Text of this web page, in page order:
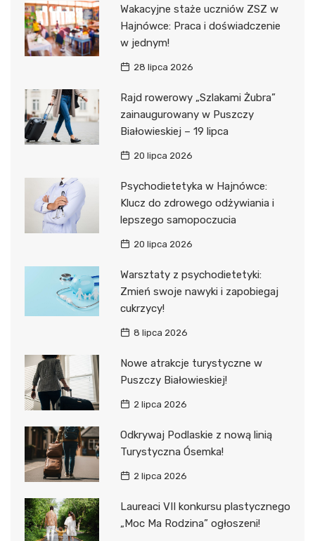
Wakacyjne staże uczniów ZSZ w
Hajnówce: Praca i doświadczenie
w jednym!
28 lipca 2026
Rajd rowerowy „Szlakami Żubra”
zainaugurowany w Puszczy
Białowieskiej – 19 lipca
20 lipca 2026
Psychodietetyka w Hajnówce:
Klucz do zdrowego odżywiania i
lepszego samopoczucia
20 lipca 2026
Warsztaty z psychodietetyki:
Zmień swoje nawyki i zapobiegaj
cukrzycy!
8 lipca 2026
Nowe atrakcje turystyczne w
Puszczy Białowieskiej!
2 lipca 2026
Odkrywaj Podlaskie z nową linią
Turystyczna Ósemka!
2 lipca 2026
Laureaci VII konkursu plastycznego
„Moc Ma Rodzina” ogłoszeni!